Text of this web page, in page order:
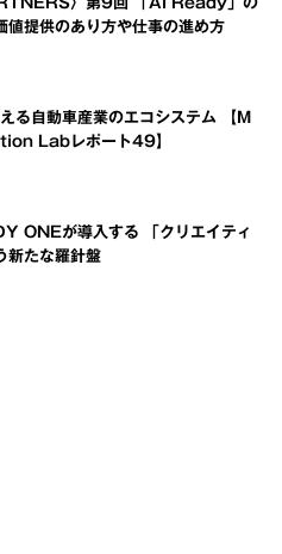
値提供のあり方や仕事の進め方
る自動車産業のエコシステム 【M
Labレポート49】
ONEが導入する 「クリエイティ
新たな羅針盤